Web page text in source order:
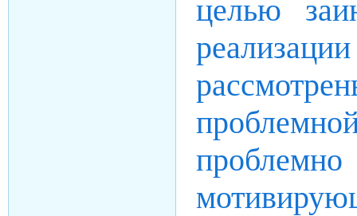
целью